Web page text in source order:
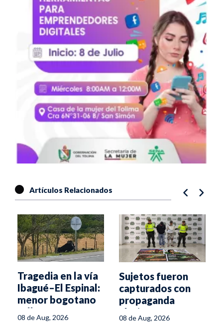
Artículos Relacionados
Tragedia en la vía
Ibagué–El Espinal:
menor bogotano
fallece en
volcamiento
08 de Aug, 2026
Sujetos fueron
capturados con
propaganda
alusiva a
disidencias en
08 de Aug, 2026